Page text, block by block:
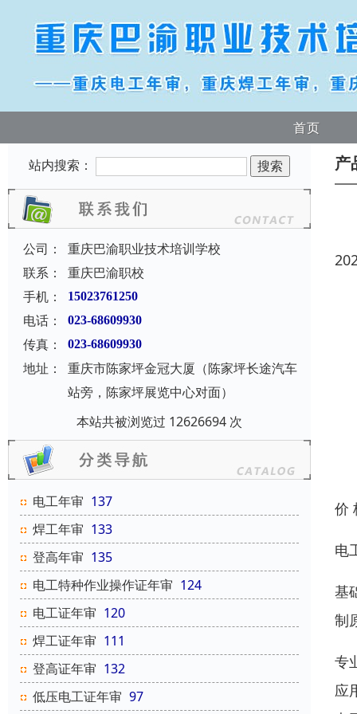
首页
站内搜索：
公司：
重庆巴渝职业技术培训学校
联系：
重庆巴渝职校
手机：
15023761250
电话： 023-68609930
传真： 023-68609930
地址：
重庆市陈家坪金冠大厦（陈家坪长途汽车
站旁，陈家坪展览中心对面）
本站共被浏览过 12626694 次
电工年审 137
焊工年审 133
登高年审 135
电工特种作业操作证年审 124
电工证年审 120
焊工证年审 111
登高证年审 132
低压电工证年审 97
产
价
电
基
制
专
应